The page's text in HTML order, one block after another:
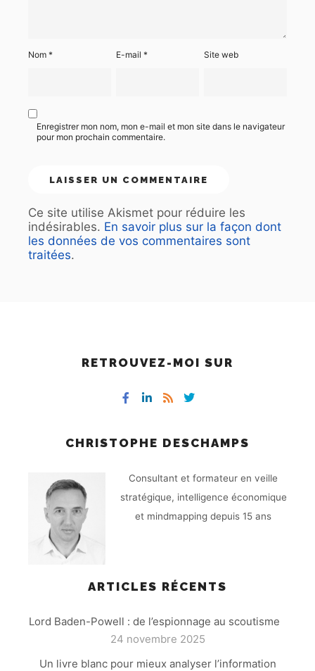
Nom * E-mail* Site web
Enregistrer mon nom, mon e-mail et mon site dans le navigateur
pour mon prochain commentaire.
Ce site utilise Akismet pour réduire les
indésirables. En savoir plus sur la façon dont
les données de vos commentaires sont
traitées.
RETROUVEZ-MOI SUR
CHRISTOPHE DESCHAMPS
Consultant et formateur en veille
stratégique, intelligence économique
et mindmapping depuis 15 ans
ARTICLES RÉCENTS
Lord Baden-Powell : de l’espionnage au scoutisme
24 novembre 2025
Un livre blanc pour mieux analyser l’information